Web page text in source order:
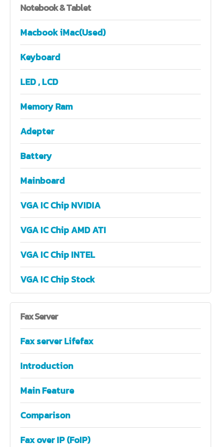
Notebook& Tablet
Macbook iMac(Used)
Keyboard
LED , LCD
Memory Ram
Adepter
Battery
Mainboard
VGA IC Chip NVIDIA
VGA IC Chip AMD ATI
VGA IC Chip INTEL
VGA IC Chip Stock
FaxServer
Fax server Lifefax
Introduction
Main Feature
Comparison
Fax over IP (FoIP)